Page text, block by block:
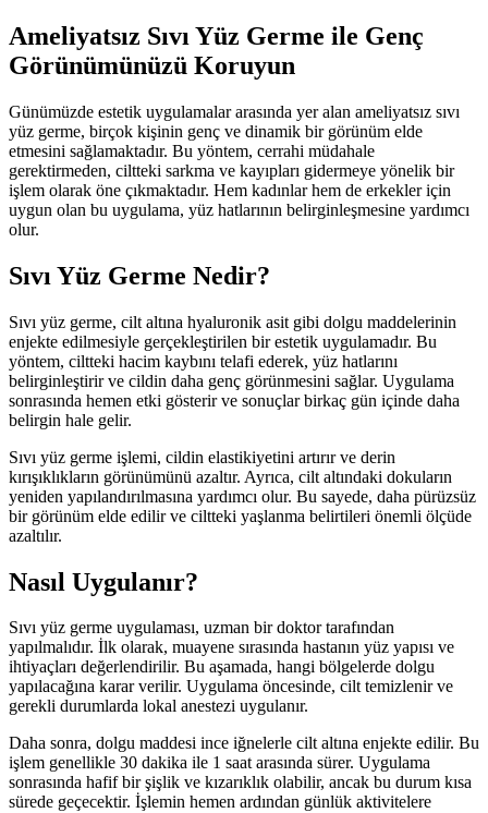
Ameliyatsız Sıvı Yüz Germe ile Genç
Görünümünüzü Koruyun
Günümüzde estetik uygulamalar arasında yer alan ameliyatsız sıvı
yüz germe, birçok kişinin genç ve dinamik bir görünüm elde
etmesini sağlamaktadır. Bu yöntem, cerrahi müdahale
gerektirmeden, ciltteki sarkma ve kayıpları gidermeye yönelik bir
işlem olarak öne çıkmaktadır. Hem kadınlar hem de erkekler için
uygun olan bu uygulama, yüz hatlarının belirginleşmesine yardımcı
olur.
Sıvı Yüz Germe Nedir?
Sıvı yüz germe, cilt altına hyaluronik asit gibi dolgu maddelerinin
enjekte edilmesiyle gerçekleştirilen bir estetik uygulamadır. Bu
yöntem, ciltteki hacim kaybını telafi ederek, yüz hatlarını
belirginleştirir ve cildin daha genç görünmesini sağlar. Uygulama
sonrasında hemen etki gösterir ve sonuçlar birkaç gün içinde daha
belirgin hale gelir.
Sıvı yüz germe işlemi, cildin elastikiyetini artırır ve derin
kırışıklıkların görünümünü azaltır. Ayrıca, cilt altındaki dokuların
yeniden yapılandırılmasına yardımcı olur. Bu sayede, daha pürüzsüz
bir görünüm elde edilir ve ciltteki yaşlanma belirtileri önemli ölçüde
azaltılır.
Nasıl Uygulanır?
Sıvı yüz germe uygulaması, uzman bir doktor tarafından
yapılmalıdır. İlk olarak, muayene sırasında hastanın yüz yapısı ve
ihtiyaçları değerlendirilir. Bu aşamada, hangi bölgelerde dolgu
yapılacağına karar verilir. Uygulama öncesinde, cilt temizlenir ve
gerekli durumlarda lokal anestezi uygulanır.
Daha sonra, dolgu maddesi ince iğnelerle cilt altına enjekte edilir. Bu
işlem genellikle 30 dakika ile 1 saat arasında sürer. Uygulama
sonrasında hafif bir şişlik ve kızarıklık olabilir, ancak bu durum kısa
sürede geçecektir. İşlemin hemen ardından günlük aktivitelere